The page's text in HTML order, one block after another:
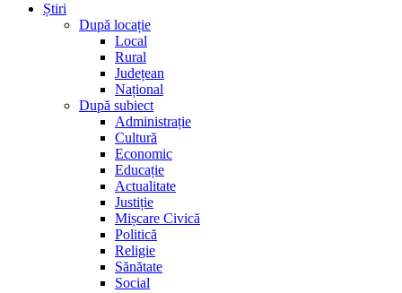
Știri
După locație
Local
Rural
Județean
Național
După subiect
Administrație
Cultură
Economic
Educație
Actualitate
Justiție
Mișcare Civică
Politică
Religie
Sănătate
Social